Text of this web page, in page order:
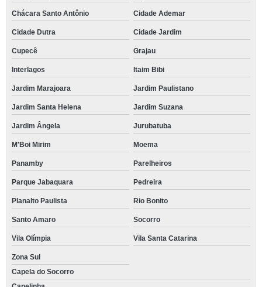
Chácara Santo Antônio Cidade Ademar
Cidade Dutra Cidade Jardim
Cupecê Grajau
Interlagos Itaim Bibi
Jardim Marajoara Jardim Paulistano
Jardim Santa Helena Jardim Suzana
Jardim Ângela Jurubatuba
M'Boi Mirim Moema
Panamby Parelheiros
Parque Jabaquara Pedreira
Planalto Paulista Rio Bonito
Santo Amaro Socorro
Vila Olímpia Vila Santa Catarina
Zona Sul
Capela do Socorro